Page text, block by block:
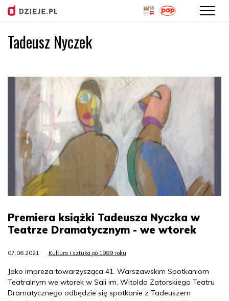
Tadeusz Nyczek
Premiera książki Tadeusza Nyczka w
Teatrze Dramatycznym - we wtorek
07.06.2021 Kultura i sztuka po 1989 roku
Jako impreza towarzysząca 41. Warszawskim Spotkaniom
Teatralnym we wtorek w Sali im. Witolda Zatorskiego Teatru
Dramatycznego odbędzie się spotkanie z Tadeuszem